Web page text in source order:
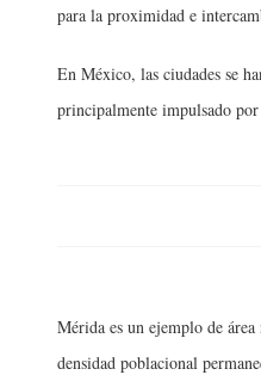
para la proximidad e
En México, las ciudades se
principalmente impulsado
Mérida es un ejemplo de
densidad poblacional